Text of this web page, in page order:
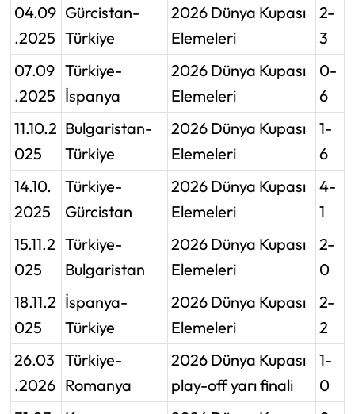
04.09
.2025
Gürcistan-
Türkiye
2026 Dünya Kupası
Elemeleri
2-
3
07.09
.2025
Türkiye-
İspanya
2026 Dünya Kupası
Elemeleri
0-
6
11.10.2
025
Bulgaristan-
Türkiye
2026 Dünya Kupası
Elemeleri
1-
6
14.10.
2025
Türkiye-
Gürcistan
2026 Dünya Kupası
Elemeleri
4-
1
15.11.2
025
Türkiye-
Bulgaristan
2026 Dünya Kupası
Elemeleri
2-
0
18.11.2
025
İspanya-
Türkiye
2026 Dünya Kupası
Elemeleri
2-
2
26.03
.2026
Türkiye-
Romanya
2026 Dünya Kupası
play-off yarı finali
1-
0